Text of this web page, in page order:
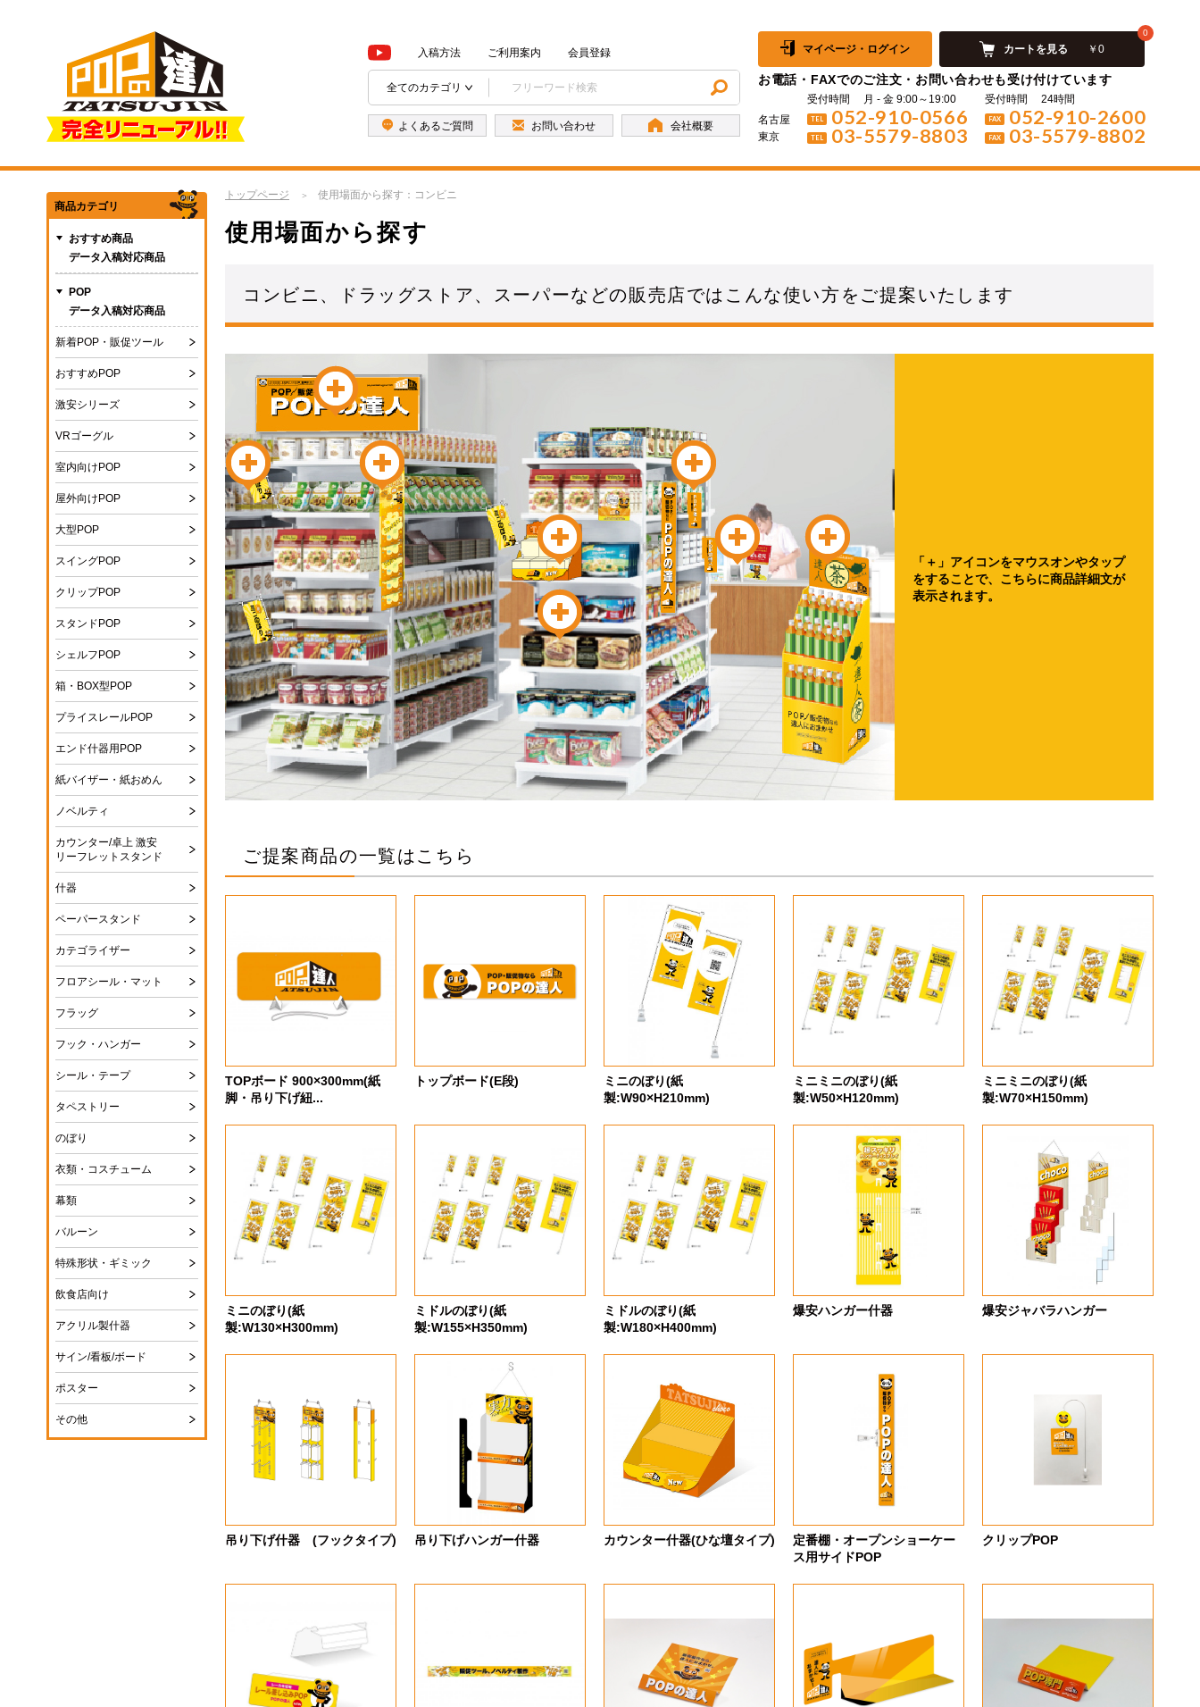
入稿方法 ご利用案内 会員登録
全てのカテゴリ
よくあるご質問 お問い合わせ 会社概要
マイページ・ログイン カートを見る ￥0
0
お電話・FAXでのご注文・お問い合わせも受け付けています
名古屋
受付時間 月 ‐ 金 9:00～19:00
TEL 052-910-0566
受付時間 24時間
FAX 052-910-2600
東京 TEL 03-5579-8803 FAX 03-5579-8802
トップページ 使用場面から探す：コンビニ
使用場面から探す
コンビニ、ドラッグストア、スーパーなどの販売店ではこんな使い方をご提案いたします
「＋」アイコンをマウスオンやタップ
をすることで、こちらに商品詳細文が
表示されます。
ご提案商品の一覧はこちら
TOPボード 900×300mm(紙
脚・吊り下げ紐...
トップボード(E段)
ミニのぼり(紙
製:W90×H210mm)
ミニミニのぼり(紙
製:W50×H120mm)
ミニミニのぼり(紙
製:W70×H150mm)
ミニのぼり(紙
製:W130×H300mm)
ミドルのぼり(紙
製:W155×H350mm)
ミドルのぼり(紙
製:W180×H400mm)
爆安ハンガー什器 爆安ジャバラハンガー
吊り下げ什器 (フックタイプ) 吊り下げハンガー什器 カウンター什器(ひな壇タイプ)
定番棚・オープンショーケー
ス用サイドPOP
クリップPOP
商品カテゴリ
おすすめ商品
データ入稿対応商品
POP
データ入稿対応商品
新着POP・販促ツール
おすすめPOP
激安シリーズ
VRゴーグル
室内向けPOP
屋外向けPOP
大型POP
スイングPOP
クリップPOP
スタンドPOP
シェルフPOP
箱・BOX型POP
プライスレールPOP
エンド什器用POP
紙バイザー・紙おめん
ノベルティ
カウンター/卓上 激安
リーフレットスタンド
什器
ペーパースタンド
カテゴライザー
フロアシール・マット
フラッグ
フック・ハンガー
シール・テープ
タペストリー
のぼり
衣類・コスチューム
幕類
バルーン
特殊形状・ギミック
飲食店向け
アクリル製什器
サイン/看板/ボード
ポスター
その他